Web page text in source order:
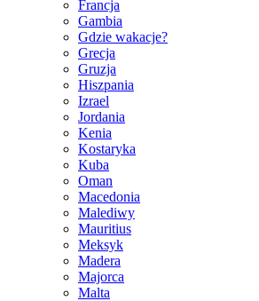
Francja
Gambia
Gdzie wakacje?
Grecja
Gruzja
Hiszpania
Izrael
Jordania
Kenia
Kostaryka
Kuba
Oman
Macedonia
Malediwy
Mauritius
Meksyk
Madera
Majorca
Malta